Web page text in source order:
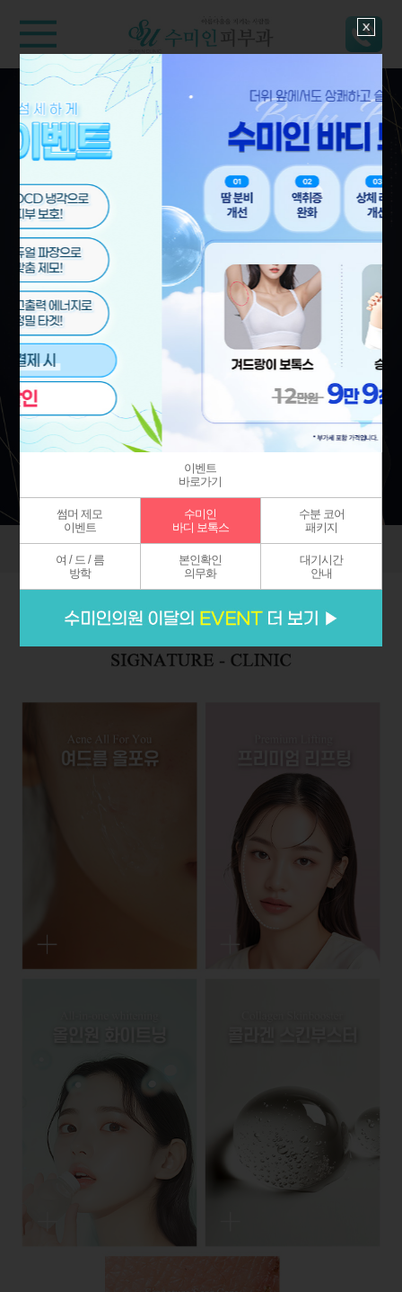
이벤트
바로가기
썸머 제모
이벤트
수미인
바디 보톡스
수분 코어
패키지
여 / 드 / 름
방학
본인확인
의무화
대기시간
안내